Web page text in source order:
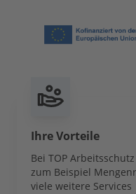
Ihre Vorteile
Bei TOP
zum Beispiel
viele weitere Services